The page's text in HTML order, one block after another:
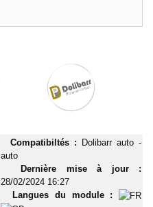
Compatibiltés : Dolibarr auto -
auto
Dernière mise à jour :
28/02/2024 16:27
Langues du module :